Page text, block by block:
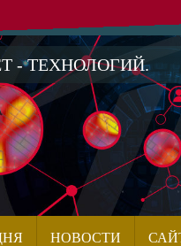
- ТЕХНОЛОГИЙ.
НОВОСТИ